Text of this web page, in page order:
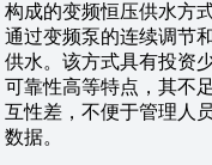
构成的变频恒压供水方
通过变频泵的连续调节
供水。该方式具有投资
可靠性高等特点，其不
互性差，不便于管理人
数据。